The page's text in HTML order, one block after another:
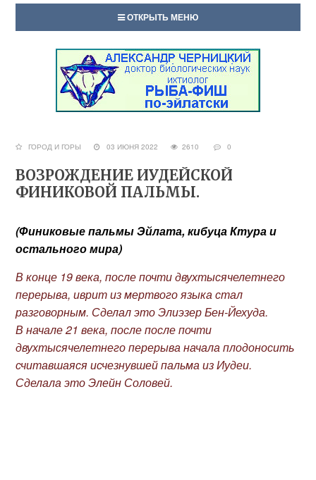
ОТКРЫТЬ МЕНЮ
ГОРОД И ГОРЫ 03 ИЮНЯ 2022 2610 0
ВОЗРОЖДЕНИЕ ИУДЕЙСКОЙ
ФИНИКОВОЙ ПАЛЬМЫ.
(Финиковые пальмы Эйлата, кибуца Ктура и
остального мира)
В конце 19 века, после почти двухтысячелетнего
перерыва, иврит из мертвого языка стал
разговорным. Сделал это Элиэзер Бен-Йехуда.
В начале 21 века, после после почти
двухтысячелетнего перерыва начала плодоносить
считавшаяся исчезнувшей пальма из Иудеи.
Сделала это Элейн Соловей.